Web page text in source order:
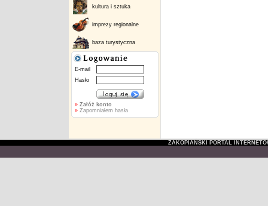
kultura i sztuka
imprezy regionalne
baza turystyczna
E-mail
Hasło
» Załóż konto
»Zapomniałem hasła
ZAKOPIAŃSKI PORTAL